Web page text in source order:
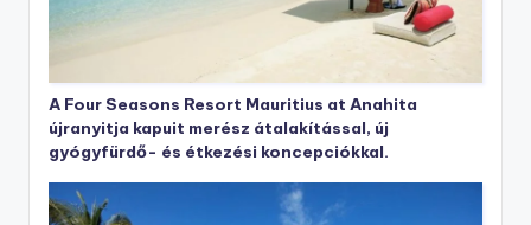
A Four Seasons Resort Mauritius at Anahita
újranyitja kapuit merész átalakítással, új
gyógyfürdő- és étkezési koncepciókkal.